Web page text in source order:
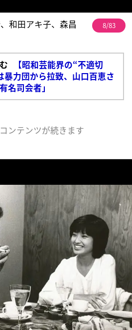
和田アキ子、森昌
8/83
【昭和芸能界の“不適切
暴力団から拉致、山口百恵さ
名司会者」
ンテンツが続きます